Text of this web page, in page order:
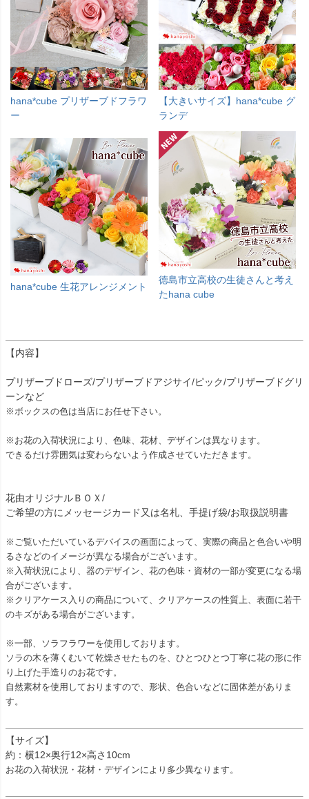
hana*cube プリザーブドフラワ
ー
【大きいサイズ】hana*cube グ
ランデ
hana*cube 生花アレンジメント
徳島市立高校の生徒さんと考え
たhana cube
【内容】
プリザーブドローズ/プリザーブドアジサイ/ピック/プリザーブドグリ
ーンなど
※ボックスの色は当店にお任せ下さい。
※お花の入荷状況により、色味、花材、デザインは異なります。
できるだけ雰囲気は変わらないよう作成させていただきます。
花由オリジナルＢＯＸ/
ご希望の方にメッセージカード又は名札、手提げ袋/お取扱説明書
※ご覧いただいているデバイスの画面によって、実際の商品と色合いや明
るさなどのイメージが異なる場合がございます。
※入荷状況により、器のデザイン、花の色味・資材の一部が変更になる場
合がございます。
※クリアケース入りの商品について、クリアケースの性質上、表面に若干
のキズがある場合がございます。
※一部、ソラフラワーを使用しております。
ソラの木を薄くむいて乾燥させたものを、ひとつひとつ丁寧に花の形に作
り上げた手造りのお花です。
自然素材を使用しておりますので、形状、色合いなどに固体差がありま
す。
【サイズ】
約：横12×奥行12×高さ10cm
お花の入荷状況・花材・デザインにより多少異なります。